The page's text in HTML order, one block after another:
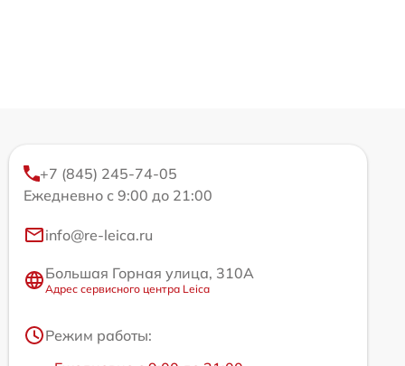
+7 (845) 245-74-05
Ежедневно с 9:00 до 21:00
info@re-leica.ru
Большая Горная улица, 310А
Адрес сервисного центра Leica
Режим работы: